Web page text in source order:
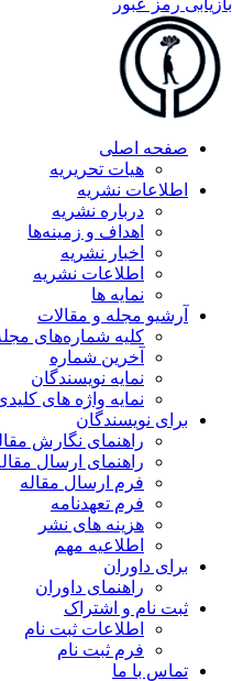
رمز عبور
صفحه اصلی
هیات تحریریه
اطلاعات نشریه
درباره نشریه
اهداف و زمینه‌ها
اخبار نشریه
اطلاعات نشریه
نمایه ها
آرشیو مجله و مقالات
کلیه شماره‌های مجله
آخرین شماره
نمایه نویسندگان
نمایه واژه های کلیدی
برای نویسندگان
راهنمای نگارش مقاله
راهنمای ارسال مقاله
فرم ارسال مقاله
فرم تعهدنامه
هزینه های نشر
اطلاعیه مهم
برای داوران
راهنمای داوران
ثبت نام و اشتراک
اطلاعات ثبت نام
فرم ثبت نام
تماس با ما